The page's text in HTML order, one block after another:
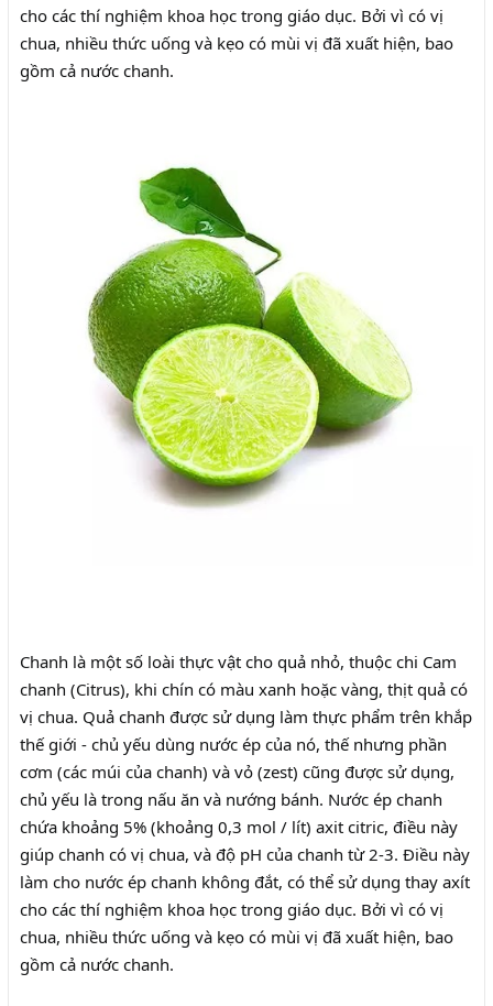
cho các thí nghiệm khoa học trong giáo dục. Bởi vì có vị
chua, nhiều thức uống và kẹo có mùi vị đã xuất hiện, bao
gồm cả nước chanh.
Chanh là một số loài thực vật cho quả nhỏ, thuộc chi Cam
chanh (Citrus), khi chín có màu xanh hoặc vàng, thịt quả có
vị chua. Quả chanh được sử dụng làm thực phẩm trên khắp
thế giới - chủ yếu dùng nước ép của nó, thế nhưng phần
cơm (các múi của chanh) và vỏ (zest) cũng được sử dụng,
chủ yếu là trong nấu ăn và nướng bánh. Nước ép chanh
chứa khoảng 5% (khoảng 0,3 mol / lít) axit citric, điều này
giúp chanh có vị chua, và độ pH của chanh từ 2-3. Điều này
làm cho nước ép chanh không đắt, có thể sử dụng thay axít
cho các thí nghiệm khoa học trong giáo dục. Bởi vì có vị
chua, nhiều thức uống và kẹo có mùi vị đã xuất hiện, bao
gồm cả nước chanh.